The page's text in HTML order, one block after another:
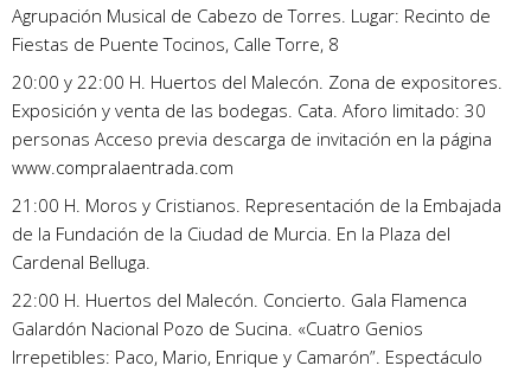
Agrupación Musical de Cabezo de Torres. Lugar: Recinto de
Fiestas de Puente Tocinos, Calle Torre, 8
20:00 y 22:00 H. Huertos del Malecón. Zona de expositores.
Exposición y venta de las bodegas. Cata. Aforo limitado: 30
personas Acceso previa descarga de invitación en la página
www.compralaentrada.com
21:00 H. Moros y Cristianos. Representación de la Embajada
de la Fundación de la Ciudad de Murcia. En la Plaza del
Cardenal Belluga.
22:00 H. Huertos del Malecón. Concierto. Gala Flamenca
Galardón Nacional Pozo de Sucina. «Cuatro Genios
Irrepetibles: Paco, Mario, Enrique y Camarón”. Espectáculo